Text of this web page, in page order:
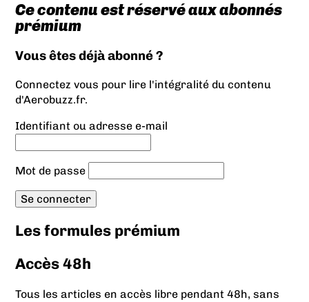
Ce contenu est réservé aux abonnés
prémium
Vous êtes déjà abonné ?
Connectez vous pour lire l'intégralité du contenu
d'Aerobuzz.fr.
Identifiant ou adresse e-mail
Mot de passe
Les formules prémium
Accès 48h
Tous les articles en accès libre pendant 48h, sans